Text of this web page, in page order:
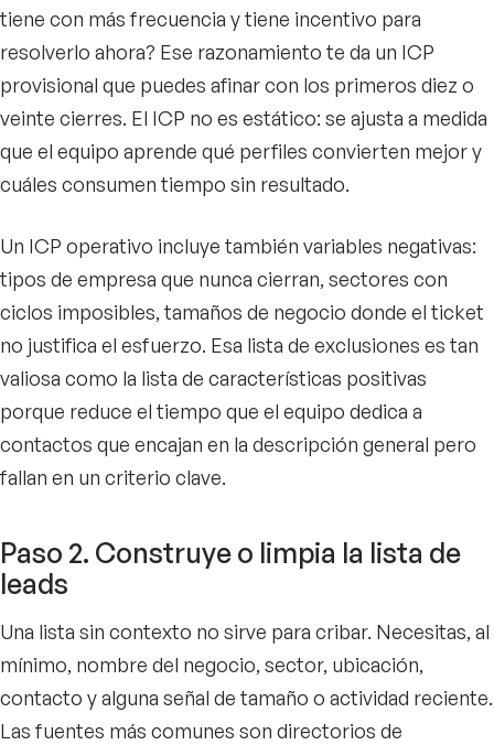
tiene con más frecuencia y tiene incentivo para
resolverlo ahora? Ese razonamiento te da un ICP
provisional que puedes afinar con los primeros diez o
veinte cierres. El ICP no es estático: se ajusta a medida
que el equipo aprende qué perfiles convierten mejor y
cuáles consumen tiempo sin resultado.
Un ICP operativo incluye también variables negativas:
tipos de empresa que nunca cierran, sectores con
ciclos imposibles, tamaños de negocio donde el ticket
no justifica el esfuerzo. Esa lista de exclusiones es tan
valiosa como la lista de características positivas
porque reduce el tiempo que el equipo dedica a
contactos que encajan en la descripción general pero
fallan en un criterio clave.
Paso 2. Construye o limpia la lista de
leads
Una lista sin contexto no sirve para cribar. Necesitas, al
mínimo, nombre del negocio, sector, ubicación,
contacto y alguna señal de tamaño o actividad reciente.
Las fuentes más comunes son directorios de